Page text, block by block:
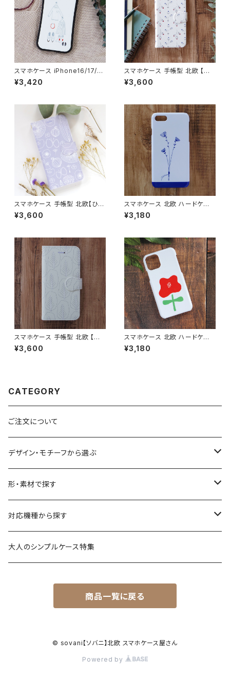
スマホケース iPhone16/17/1
5/14/SE3 グリップケース 北欧
おしゃれ 耐衝撃 持ちやすい【幸
¥3,420
スマホケース 手帳型 北欧 【小
さな花】 花柄 iPhone17/16/1
5/SE3/Android カード収納 ス
¥3,600
スマホケース 手帳型 北欧【ひだ
まりへようこそ】花柄 iPhone1
7/16/15/SE3/Android カード
¥3,600
スマホケース 北欧 ハードケー
ス iPhone17/galaxy/Google
pixel/Xperia シンプル おしゃ
¥3,180
スマホケース 手帳型 北欧 【森
の木々たち】 iPhone17/16/15/
SE3/Android カード収納 スタ
¥3,600
スマホケース 北欧 ハードケー
ス iPhone17/galaxy/Google
pixel/Xperia 花 赤 ワンポイン
¥3,180
CATEGORY
ご注文について
デザイン・モチーフから選ぶ
花柄・植物
生き物
食べ物
シンプル・幾何学模様
名入れが出来るデザイン
形・素材で探す
透明・クリアケース（ハードケース）
透明・ソフトケース（柔らか素材）
透明・クリアグリップケース
強化ガラス（9H）ケース
対応機種から探す
iPhone 17 シリーズ
iPhone 15 / 14 シリーズ
iPhone 13 / 12 ～以前
大人のシンプルケース特集
商品一覧に戻る
© sovani【ソバニ】北欧 スマホケース屋さん
Powered by